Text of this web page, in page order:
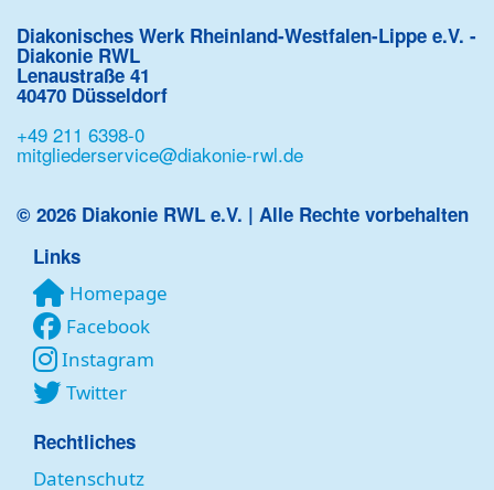
Diakonisches Werk Rheinland-Westfalen-Lippe e.V. -
Diakonie RWL
Lenaustraße 41
40470 Düsseldorf
+49 211 6398-0
mitgliederservice@diakonie-rwl.de
© 2026 Diakonie RWL e.V. | Alle Rechte vorbehalten
Links
Homepage
Facebook
Instagram
Twitter
Rechtliches
Datenschutz